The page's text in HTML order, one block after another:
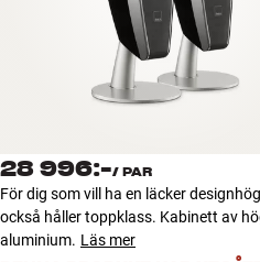
Tillbehör
INSPIRATION
NYHETER
ERBJUDANDEN
28 996:-/ PAR
För dig som vill ha en läcker
också håller toppklass. Kabinett av
aluminium. Läs mer